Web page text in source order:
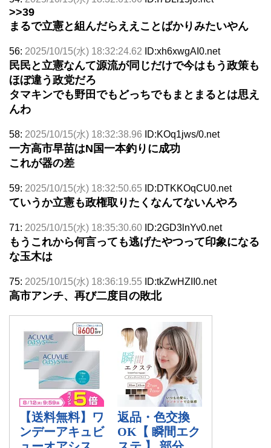
>>39
まるで立憲と組んだらええことばかりみたいやん
56: 2025/10/15(水) 18:32:24.62 ID:xh6xwgAI0.net
民民と立憲なんて源流が同じだけで今はもう政策も
ほぼ違う政党だろ
タマキンでも野田でもどっちでもまとまるとは思え
んわ
58: 2025/10/15(水) 18:32:38.96 ID:KOq1jws/0.net
一方高市早苗はN国一本釣りに成功
これが器の差
59: 2025/10/15(水) 18:32:50.65 ID:DTKKOqCU0.net
ていうか立憲も政権取りたくなんてないんやろ
71: 2025/10/15(水) 18:35:30.60 ID:2GD3lnYv0.net
もうこれから何言っても逃げたやつって印象になる
な玉木は
75: 2025/10/15(水) 18:36:19.55 ID:tkZwHZII0.net
高市アンチ、再び二度目の敗北